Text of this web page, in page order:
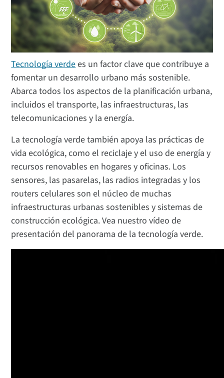
Tecnología verdees un factor clave que contribuye a
fomentar un desarrollo urbano más sostenible.
Abarca todos los aspectos de la planificación urbana,
incluidos el transporte, las infraestructuras, las
telecomunicaciones y la energía.
La tecnología verde también apoya las prácticas de
vida ecológica, como el reciclaje y el uso de energía y
recursos renovables en hogares y oficinas. Los
sensores, las pasarelas, las radios integradas y los
routers celulares son el núcleo de muchas
infraestructuras urbanas sostenibles y sistemas de
construcción ecológica. Vea nuestro vídeo de
presentación del panorama de la tecnología verde.